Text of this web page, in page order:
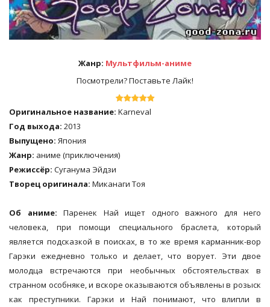
Жанр: Мультфильм-аниме
Посмотрели? Поставьте Лайк!
Оригинальное название: Karneval
Год выхода: 2013
Выпущено: Япония
Жанр: аниме (приключения)
Режиссёр: Суганума Эйдзи
Творец оригинала: Миканаги Тоя
Об аниме: Паренек Най ищет одного важного для него
человека, при помощи специального браслета, который
является подсказкой в поисках, в то же время карманник-вор
Гарэки ежедневно только и делает, что ворует. Эти двое
молодца встречаются при необычных обстоятельствах в
странном особняке, и вскоре оказываются объявлены в розыск
как преступники. Гарэки и Най понимают, что влипли в